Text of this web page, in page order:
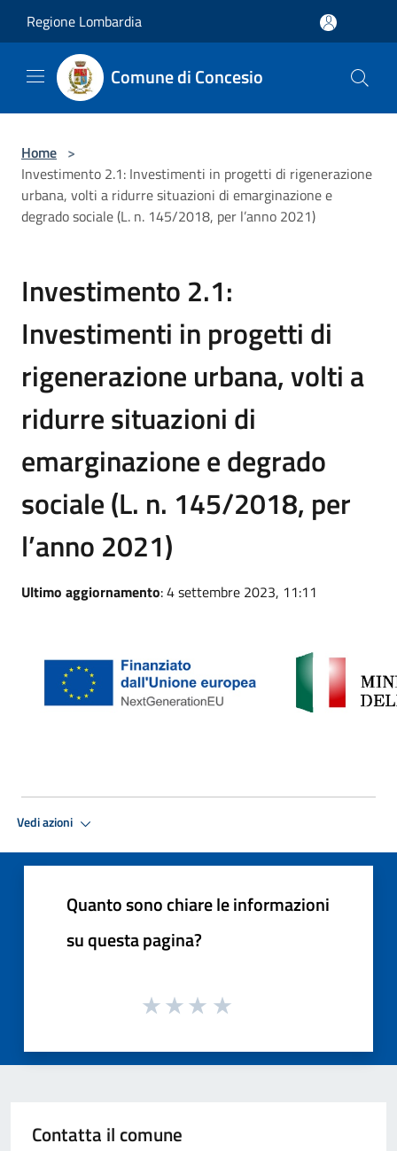
Regione Lombardia
Comune di Concesio
Home >
Investimento 2.1: Investimenti in progetti di rigenerazione
urbana, volti a ridurre situazioni di emarginazione e
degrado sociale (L. n. 145/2018, per l’anno 2021)
Investimento 2.1:
Investimenti in progetti di
rigenerazione urbana, volti a
ridurre situazioni di
emarginazione e degrado
sociale (L. n. 145/2018, per
l’anno 2021)
Ultimo aggiornamento: 4 settembre 2023, 11:11
Vedi azioni
Quanto sono chiare le informazioni
su questa pagina?
Contatta il comune